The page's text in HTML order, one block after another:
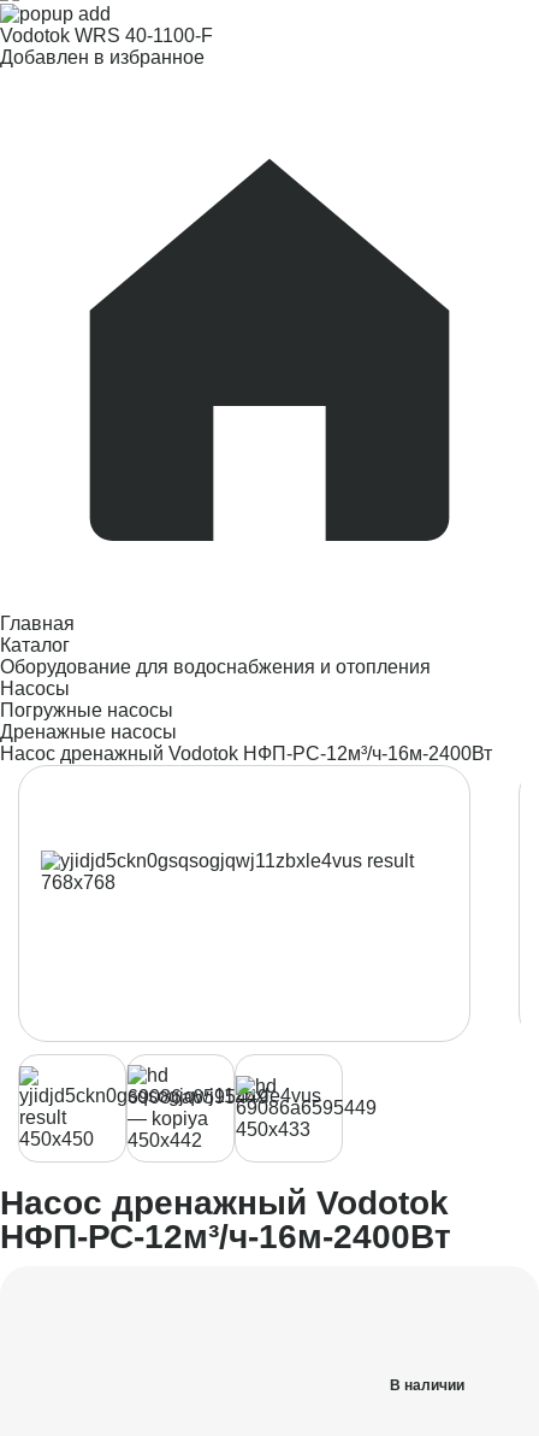
Vodotok WRS 40-1100-F
Добавлен в избранное
Главная
Каталог
Оборудование для водоснабжения и отопления
Насосы
Погружные насосы
Дренажные насосы
Насос дренажный Vodotok НФП-РС-12м³/ч-16м-2400Вт
Насос дренажный Vodotok
НФП-РС-12м³/ч-16м-2400Вт
В наличии